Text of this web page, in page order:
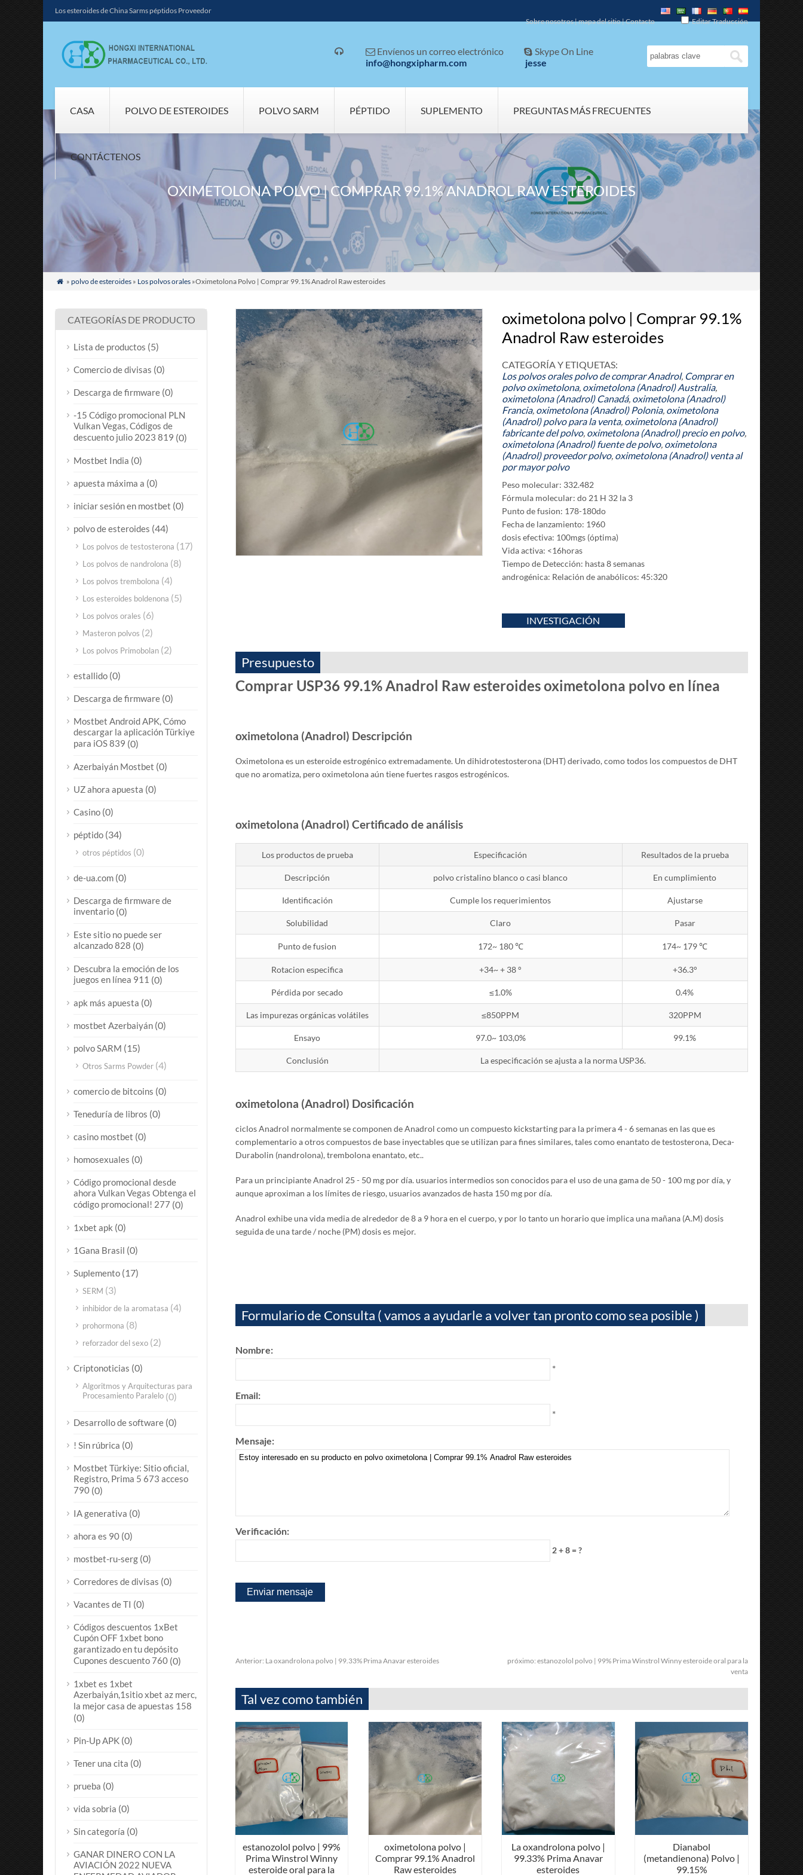
Los esteroides de China Sarms péptidos Proveedor
Sobre nosotros|mapa del sitio|Contacto Editar Traducción
  Envíenos un correo electrónico
info@hongxipharm.com
 Skype On Line
jesse
CASA POLVO DE ESTEROIDES POLVO SARM PÉPTIDO SUPLEMENTO PREGUNTAS MÁS FRECUENTES
CONTÁCTENOS
OXIMETOLONA POLVO | COMPRAR 99.1% ANADROL RAW ESTEROIDES
 » polvo de esteroides» Los polvos orales»Oximetolona Polvo | Comprar 99.1% Anadrol Raw esteroides
oximetolona polvo | Comprar 99.1%
Anadrol Raw esteroides
CATEGORÍA Y ETIQUETAS:
Los polvos orales polvo de comprar Anadrol, Comprar en
polvo oximetolona, oximetolona (Anadrol) Australia,
oximetolona (Anadrol) Canadá, oximetolona (Anadrol)
Francia, oximetolona (Anadrol) Polonia, oximetolona
(Anadrol) polvo para la venta, oximetolona (Anadrol)
fabricante del polvo, oximetolona (Anadrol) precio en polvo,
oximetolona (Anadrol) fuente de polvo, oximetolona
(Anadrol) proveedor polvo, oximetolona (Anadrol) venta al
por mayor polvo
Peso molecular: 332.482
Fórmula molecular: do 21 H 32 la 3
Punto de fusion: 178-180do
Fecha de lanzamiento: 1960
dosis efectiva: 100mgs (óptima)
Vida activa: <16horas
Tiempo de Detección: hasta 8 semanas
androgénica: Relación de anabólicos: 45:320
INVESTIGACIÓN
Presupuesto
Comprar USP36 99.1% Anadrol Raw esteroides oximetolona polvo en línea
oximetolona (Anadrol) Descripción
Oximetolona es un esteroide estrogénico extremadamente. Un dihidrotestosterona (DHT) derivado, como todos los compuestos de DHT
que no aromatiza, pero oximetolona aún tiene fuertes rasgos estrogénicos.
oximetolona (Anadrol) Certificado de análisis
Los productos de prueba Especificación Resultados de la prueba
Descripción polvo cristalino blanco o casi blanco En cumplimiento
Identificación Cumple los requerimientos Ajustarse
Solubilidad Claro Pasar
Punto de fusion 172~ 180 ℃ 174~ 179 ℃
Rotacion especifica +34~ + 38 ° +36.3°
Pérdida por secado ≤1.0% 0.4%
Las impurezas orgánicas volátiles ≤850PPM 320PPM
Ensayo 97.0~ 103,0% 99.1%
Conclusión La especificación se ajusta a la norma USP36.
oximetolona (Anadrol) Dosificación
ciclos Anadrol normalmente se componen de Anadrol como un compuesto kickstarting para la primera 4 - 6 semanas en las que es
complementario a otros compuestos de base inyectables que se utilizan para fines similares, tales como enantato de testosterona, Deca-
Durabolin (nandrolona), trembolona enantato, etc..
Para un principiante Anadrol 25 - 50 mg por día. usuarios intermedios son conocidos para el uso de una gama de 50 - 100 mg por día, y
aunque aproximan a los límites de riesgo, usuarios avanzados de hasta 150 mg por día.
Anadrol exhibe una vida media de alrededor de 8 a 9 hora en el cuerpo, y por lo tanto un horario que implica una mañana (A.M) dosis
seguida de una tarde / noche (PM) dosis es mejor.
Formulario de Consulta ( vamos a ayudarle a volver tan pronto como sea posible )
Nombre:
*
Email:
*
Mensaje:
Verificación:
2 + 8 = ?
Anterior: La oxandrolona polvo | 99.33% Prima Anavar esteroides próximo: estanozolol polvo | 99% Prima Winstrol Winny esteroide oral para la
venta
Tal vez como también
estanozolol polvo | 99%
Prima Winstrol Winny
esteroide oral para la
oximetolona polvo |
Comprar 99.1% Anadrol
Raw esteroides
La oxandrolona polvo |
99.33% Prima Anavar
esteroides
Dianabol
(metandienona) Polvo |
99.15%
CATEGORÍAS DE PRODUCTO
Lista de productos (5)
Comercio de divisas (0)
Descarga de firmware (0)
-15 Código promocional PLN
Vulkan Vegas, Códigos de
descuento julio 2023 819 (0)
Mostbet India (0)
apuesta máxima a (0)
iniciar sesión en mostbet (0)
polvo de esteroides (44)
Los polvos de testosterona (17)
Los polvos de nandrolona (8)
Los polvos trembolona (4)
Los esteroides boldenona (5)
Los polvos orales (6)
Masteron polvos (2)
Los polvos Primobolan (2)
estallido (0)
Descarga de firmware (0)
Mostbet Android APK, Cómo
descargar la aplicación Türkiye
para iOS 839 (0)
Azerbaiyán Mostbet (0)
UZ ahora apuesta (0)
Casino (0)
péptido (34)
otros péptidos (0)
de-ua.com (0)
Descarga de firmware de
inventario (0)
Este sitio no puede ser
alcanzado 828 (0)
Descubra la emoción de los
juegos en línea 911 (0)
apk más apuesta (0)
mostbet Azerbaiyán (0)
polvo SARM (15)
Otros Sarms Powder (4)
comercio de bitcoins (0)
Teneduría de libros (0)
casino mostbet (0)
homosexuales (0)
Código promocional desde
ahora Vulkan Vegas Obtenga el
código promocional! 277 (0)
1xbet apk (0)
1Gana Brasil (0)
Suplemento (17)
SERM (3)
inhibidor de la aromatasa (4)
prohormona (8)
reforzador del sexo (2)
Criptonoticias (0)
Algoritmos y Arquitecturas para
Procesamiento Paralelo (0)
Desarrollo de software (0)
! Sin rúbrica (0)
Mostbet Türkiye: Sitio oficial,
Registro, Prima 5 673 acceso
790 (0)
IA generativa (0)
ahora es 90 (0)
mostbet-ru-serg (0)
Corredores de divisas (0)
Vacantes de TI (0)
Códigos descuentos 1xBet
Cupón OFF 1xbet bono
garantizado en tu depósito
Cupones descuento 760 (0)
1xbet es 1xbet
Azerbaiyán,1sitio xbet az merc,
la mejor casa de apuestas 158
(0)
Pin-Up APK (0)
Tener una cita (0)
prueba (0)
vida sobria (0)
Sin categoría (0)
GANAR DINERO CON LA
AVIACIÓN 2022 NUEVA